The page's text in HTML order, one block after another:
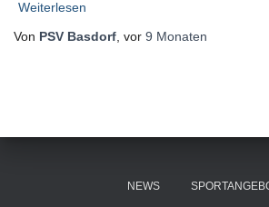
Weiterlesen
Von PSV Basdorf , vor 9 Monaten
NEWS